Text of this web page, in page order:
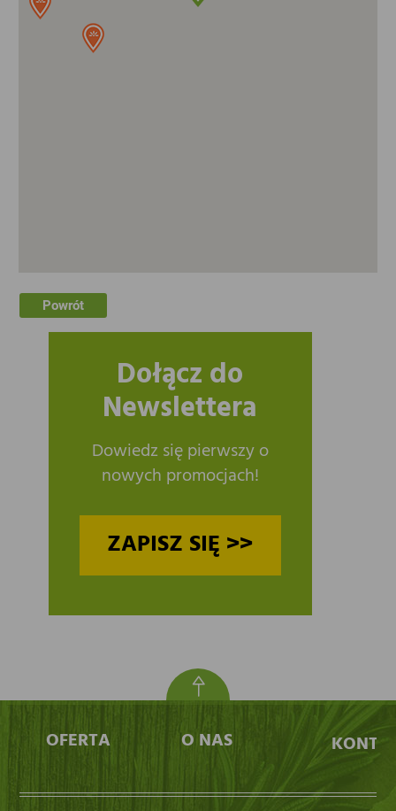
Powrót
Dołącz do
Newslettera
Dowiedz się pierwszy o
nowych promocjach!
ZAPISZ SIĘ >>
OFERTA O NAS